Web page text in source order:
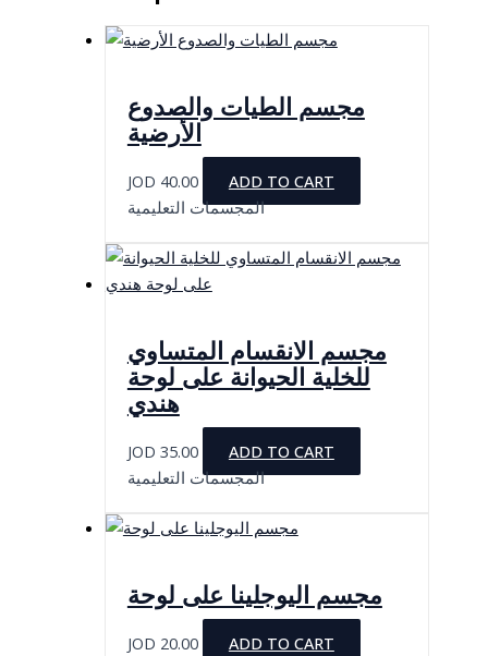
مجسم الطيات والصدوع
الأرضية
JOD 40.00
ADD TO CART
المجسمات التعليمية
مجسم الانقسام المتساوي
للخلية الحيوانة على لوحة
هندي
JOD 35.00
ADD TO CART
المجسمات التعليمية
مجسم اليوجلينا على لوحة
JOD 20.00
ADD TO CART